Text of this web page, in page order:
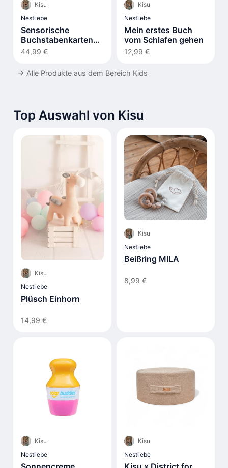
Kisu
Nestliebe
Sensorische
Buchstabenkarten
LIV
44,99 €
Kisu
Nestliebe
Mein erstes Buch
vom Schlafen gehen
12,99 €
→ Alle Produkte aus dem Bereich Kids
Top Auswahl von Kisu
Kisu
Nestliebe
Plüsch Einhorn
14,99 €
Kisu
Nestliebe
Beißring MILA
8,99 €
Kisu
Nestliebe
Kisu
Nestliebe